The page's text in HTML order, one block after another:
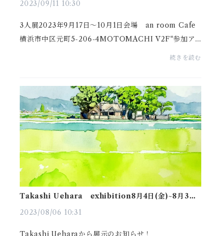
2023/09/11 10:30
3人展2023年9月17日～10月1日会場 an room Cafe
横浜市中区元町5-206-4MOTOMACHI V2F“参加ア
ーティスト”♪︎栗田知佳お絵かきムービー・イラスト制
続きを読む
Takashi Uehara exhibition8月4日(金)~8月31日
2023/08/06 10:31